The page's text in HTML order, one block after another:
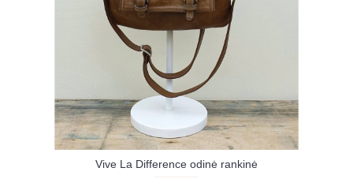
Vive La Difference odinė rankinė